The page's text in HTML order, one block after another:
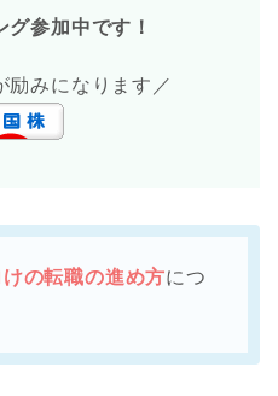
グ参加中です！
励みになります／
の転職の進め方につ